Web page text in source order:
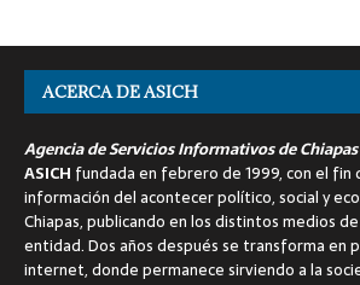
ACERCA DE ASICH
Agencia de Servicios Informativos de Chiapas
ASICH fundada en febrero de 1999, con el fin
información del acontecer político, social y
Chiapas, publicando en los distintos medios
entidad. Dos años después se transforma en
internet, donde permanece sirviendo a la